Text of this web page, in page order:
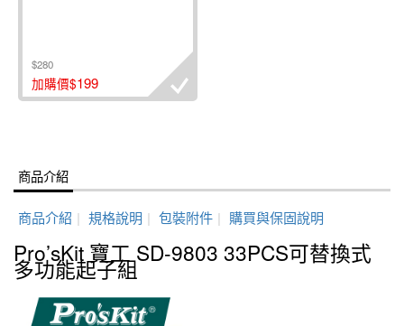
$280
加購價$199
商品介紹
商品介紹 | 規格說明 | 包裝附件 | 購買與保固說明
Pro’sKit 寶工 SD-9803 33PCS可替換式
多功能起子組